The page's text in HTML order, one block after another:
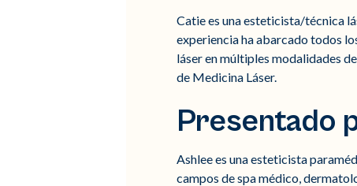
Catie es una esteticista/técnica
experiencia ha abarcado todos
láser en múltiples modalidades
de Medicina Láser.
Presentado
Ashlee es una esteticista
campos de spa médico,